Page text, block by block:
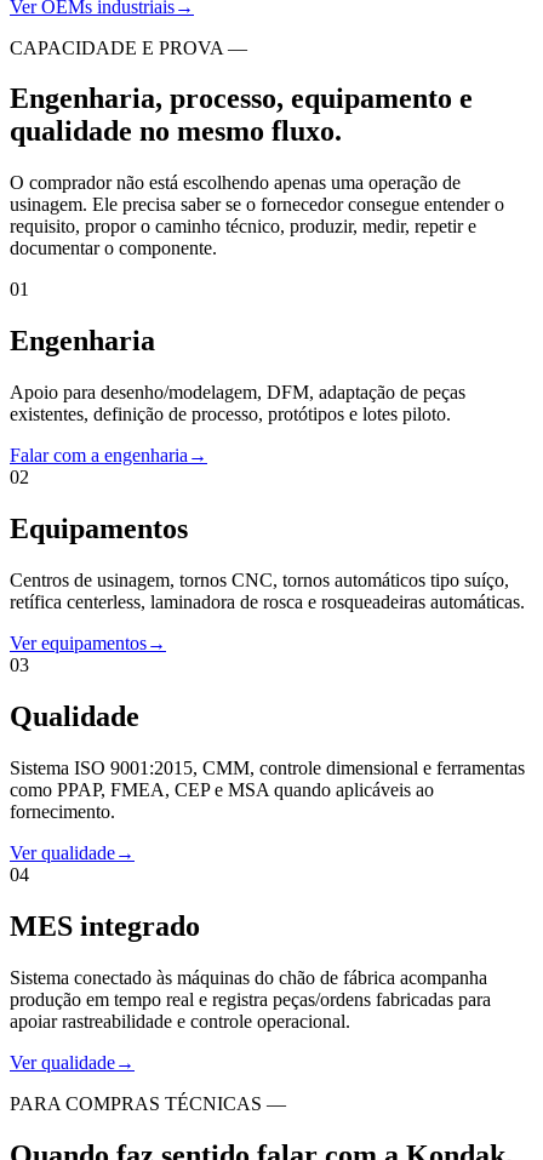
Ver OEMs industriais→
CAPACIDADE E PROVA —
Engenharia, processo, equipamento e
qualidade no mesmo fluxo.
O comprador não está escolhendo apenas uma operação de
usinagem. Ele precisa saber se o fornecedor consegue entender o
requisito, propor o caminho técnico, produzir, medir, repetir e
documentar o componente.
01
Engenharia
Apoio para desenho/modelagem, DFM, adaptação de peças
existentes, definição de processo, protótipos e lotes piloto.
Falar com a engenharia →
02
Equipamentos
Centros de usinagem, tornos CNC, tornos automáticos tipo suíço,
retífica centerless, laminadora de rosca e rosqueadeiras automáticas.
Ver equipamentos→
03
Qualidade
Sistema ISO 9001:2015, CMM, controle dimensional e ferramentas
como PPAP, FMEA, CEP e MSA quando aplicáveis ao
fornecimento.
Ver qualidade→
04
MES integrado
Sistema conectado às máquinas do chão de fábrica acompanha
produção em tempo real e registra peças/ordens fabricadas para
apoiar rastreabilidade e controle operacional.
Ver qualidade→
PARA COMPRAS TÉCNICAS —